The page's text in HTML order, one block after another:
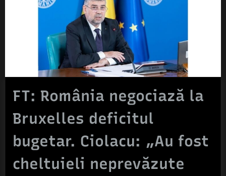
FT: România negociază la
Bruxelles deficitul
bugetar. Ciolacu: „Au fost
cheltuieli neprevăzute